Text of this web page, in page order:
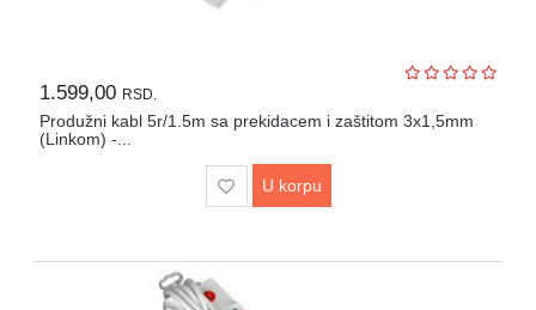
1.599,00 RSD.
Produžni kabl 5r/1.5m sa prekidacem i zaštitom 3x1,5mm
(Linkom) -...
U korpu